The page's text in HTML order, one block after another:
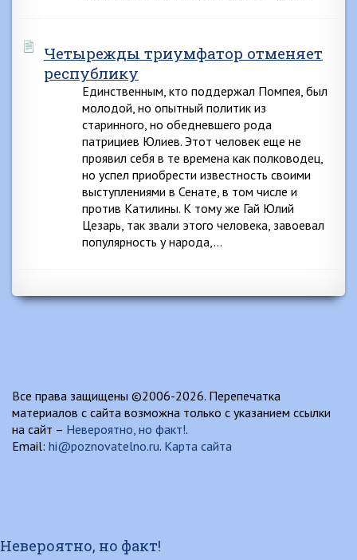
Четырежды триумфатор отменяет
республику
Единственным, кто поддержал Помпея, был
молодой, но опытный политик из
старинного, но обедневшего рода
патрициев Юлиев. Этот человек еще не
проявил себя в те времена как полководец,
но успел приобрести известность своими
выступлениями в Сенате, в том числе и
против Катилины. К тому же Гай Юлий
Цезарь, так звали этого человека, завоевал
популярность у народа,…
Все права защищены ©2006-2026. Перепечатка
материалов с сайта возможна только с указанием ссылки
на сайт – Невероятно, но факт!.
Email: hi@poznovatelno.ru. Карта сайта
Невероятно, но факт!